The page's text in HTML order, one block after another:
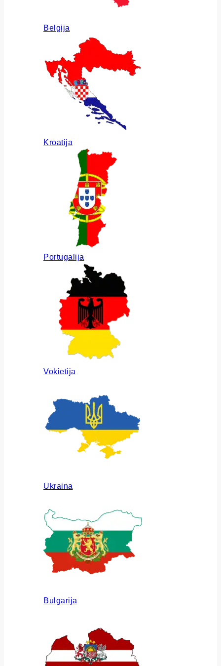
Belgija
Kroatija
Portugalija
Vokietija
Ukraina
Bulgarija